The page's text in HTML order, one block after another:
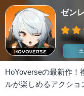
ゼン
HoYoverseの最新作！
ルが楽しめるアクショ